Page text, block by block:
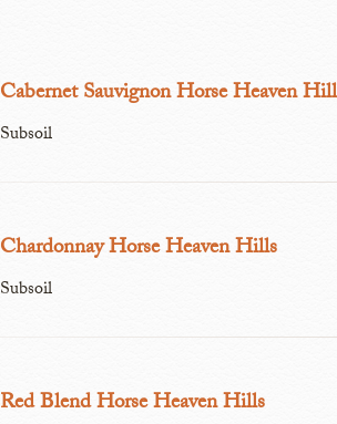
Cabernet Sauvignon Horse Heaven
Subsoil
Chardonnay Horse Heaven Hills
Subsoil
Red Blend Horse Heaven Hills